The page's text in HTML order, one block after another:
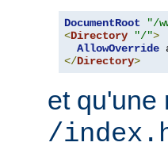
DocumentRoot
"/
<Directory "/">
AllowOverride
</Directory>
et qu'une
/